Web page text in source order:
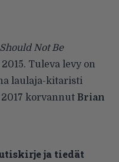
Not Be
Tuleva levy on
laulaja-kitaristi
korvannut Brian
ja tiedät